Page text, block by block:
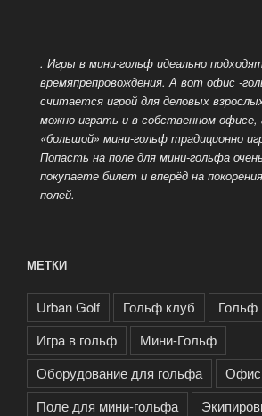
. Игры в мини-гольф идеально
времяпрепровождения. А вот офис -
считается игрой для деловых
можно играть и в собственном
«большой» мини-гольф традиционно
Попасть на поле для мини-гольфа
покупаете билет и вперёд на
полей.
МЕТКИ
Urban Golf Гольф клуб
Гольф
Игра в гольф
Мини-Гольф
Оборудование для гольфа
Поле для мини-гольфа